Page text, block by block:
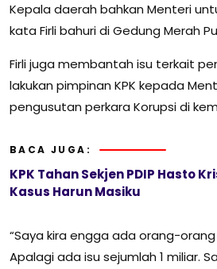
Kepala daerah bahkan Menteri
kata Firli bahuri di Gedung Merah
Firli juga membantah isu terkait
lakukan pimpinan KPK kepada
pengusutan perkara Korupsi di
BACA JUGA:
KPK Tahan Sekjen PDIP Hasto
Kasus Harun Masiku
“Saya kira engga ada orang-
Apalagi ada isu sejumlah 1 miliar.